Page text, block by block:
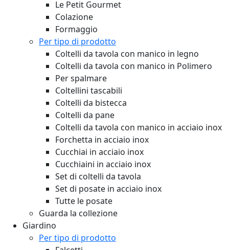
Le Petit Gourmet
Colazione
Formaggio
Per tipo di prodotto
Coltelli da tavola con manico in legno
Coltelli da tavola con manico in Polimero
Per spalmare
Coltellini tascabili
Coltelli da bistecca
Coltelli da pane
Coltelli da tavola con manico in acciaio inox
Forchetta in acciaio inox
Cucchiai in acciaio inox
Cucchiaini in acciaio inox
Set di coltelli da tavola
Set di posate in acciaio inox
Tutte le posate
Guarda la collezione
Giardino
Per tipo di prodotto